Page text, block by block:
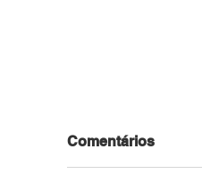
Comentários